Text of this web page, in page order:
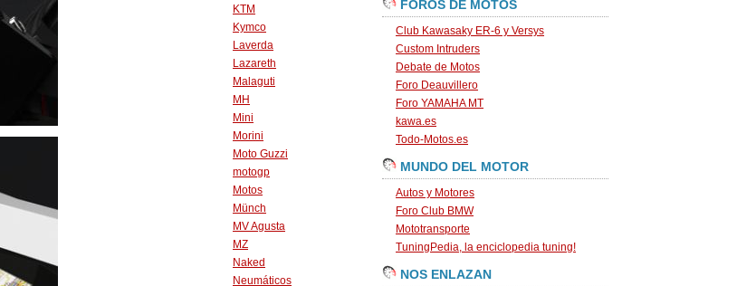
KTM
Kymco
Laverda
Lazareth
Malaguti
MH
Mini
Morini
Moto Guzzi
motogp
Motos
Münch
MV Agusta
MZ
Naked
Neumáticos
FOROS DE MOTOS
Club Kawasaky ER-6 y Versys
Custom Intruders
Debate de Motos
Foro Deauvillero
Foro YAMAHA MT
kawa.es
Todo-Motos.es
MUNDO DEL MOTOR
Autos y Motores
Foro Club BMW
Mototransporte
TuningPedia, la enciclopedia tuning!
NOS ENLAZAN